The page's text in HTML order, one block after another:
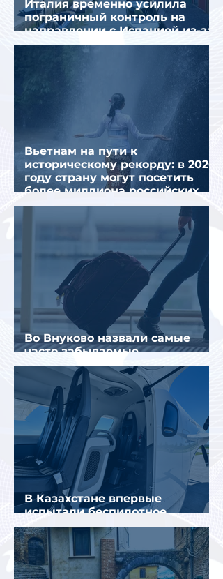
Италия временно усилила
пограничный контроль на
направлении с Испанией из-за
миграционного кризиса
Вьетнам на пути к
историческому рекорду: в 2026
году страну могут посетить
более миллиона российских
туристов
Во Внуково назвали самые
часто забываемые
пассажирами вещи
В Казахстане впервые
испытали беспилотное
аэротакси с пассажирами